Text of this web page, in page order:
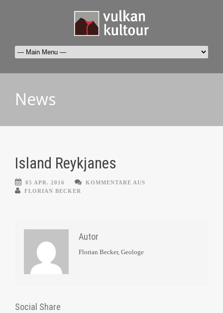
News
Island Reykjanes
05 APR. 2016
KOMMENTARE AUS
FLORIAN BECKER
Autor
Florian Becker, Geologe
Social Share